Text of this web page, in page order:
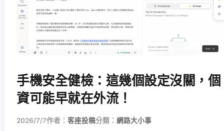
手機安全健檢：這幾個設定沒關，個
資可能早就在外流！
2026/7/7作者： 客座投稿分類： 網路大小事